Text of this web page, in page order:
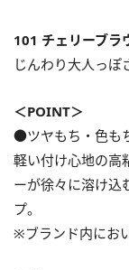
101 チェリーブラ
じんわり大人っぽ
＜POINT＞
●ツヤもち・色も
軽い付け心地の高
ーが徐々に溶け込
プ。
※ブランド内にお